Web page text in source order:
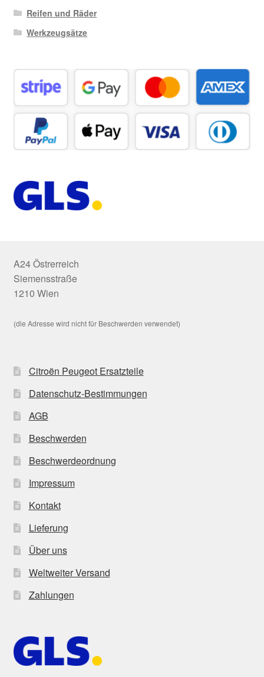
Reifen und Räder
Werkzeugsätze
A24 Östrerreich
Siemensstraße
1210 Wien
(die Adresse wird nicht für Beschwerden verwendet)
Citroën Peugeot Ersatzteile
Datenschutz-Bestimmungen
AGB
Beschwerden
Beschwerdeordnung
Impressum
Kontakt
Lieferung
Über uns
Weltweiter Versand
Zahlungen